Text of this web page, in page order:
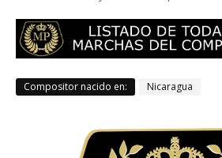
Compositor nacido en: Nicaragua